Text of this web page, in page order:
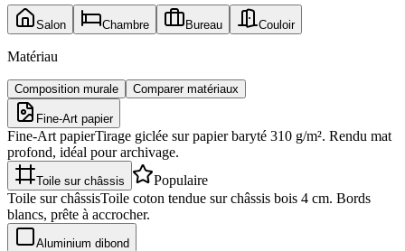
Salon Chambre Bureau Couloir
Matériau
Composition murale Comparer matériaux
Fine-Art papier
Fine-Art papierTirage giclée sur papier baryté 310 g/m². Rendu mat
profond, idéal pour archivage.
Toile sur châssis
Populaire
Toile sur châssisToile coton tendue sur châssis bois 4 cm. Bords
blancs, prête à accrocher.
Aluminium dibond